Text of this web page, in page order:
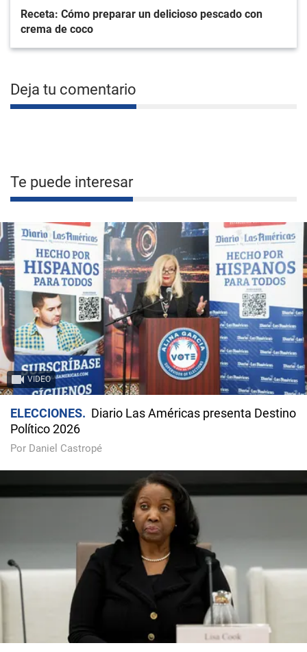
Receta: Cómo preparar un delicioso pescado con
crema de coco
Deja tu comentario
Te puede interesar
VIDEO
ELECCIONES
Diario Las Américas presenta Destino
Político 2026
Por Daniel Castropé